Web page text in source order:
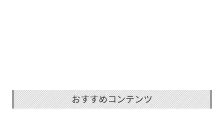
おすすめコンテンツ